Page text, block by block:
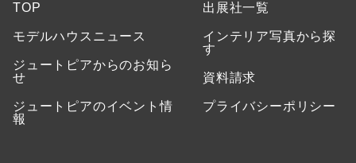
TOP
モデルハウスニュース
ジュートピアからのお知ら
せ
ジュートピアのイベント情
報
出展社一覧
インテリア写真から探
す
資料請求
プライバシーポリシー